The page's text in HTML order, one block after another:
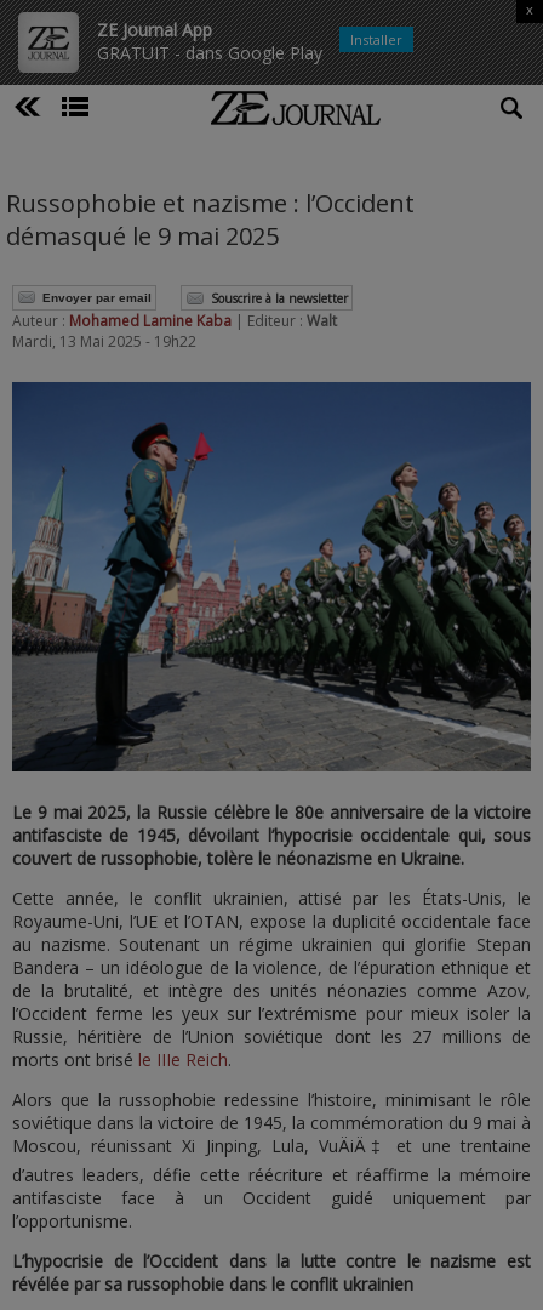
ZE Journal App
GRATUIT - dans Google Play
x
Installer
Russophobie et nazisme : l’Occident
démasqué le 9 mai 2025
Envoyer par email Souscrire à la newsletter
Auteur : Mohamed Lamine Kaba | Editeur : Walt
Mardi, 13 Mai 2025 - 19h22
Le 9 mai 2025, la Russie célèbre le 80e anniversaire de la victoire
antifasciste de 1945, dévoilant l’hypocrisie occidentale qui, sous
couvert de russophobie, tolère le néonazisme en Ukraine.
Cette année, le conflit ukrainien, attisé par les États-Unis, le
Royaume-Uni, l’UE et l’OTAN, expose la duplicité occidentale face
au nazisme. Soutenant un régime ukrainien qui glorifie Stepan
Bandera – un idéologue de la violence, de l’épuration ethnique et
de la brutalité, et intègre des unités néonazies comme Azov,
l’Occident ferme les yeux sur l’extrémisme pour mieux isoler la
Russie, héritière de l’Union soviétique dont les 27 millions de
morts ont brisé le IIIe Reich.
Alors que la russophobie redessine l’histoire, minimisant le rôle
soviétique dans la victoire de 1945, la commémoration du 9 mai à
Moscou, réunissant Xi Jinping, Lula, VuÄiÄ‡ et une trentaine
d’autres leaders, défie cette réécriture et réaffirme la mémoire
antifasciste face à un Occident guidé uniquement par
l’opportunisme.
L’hypocrisie de l’Occident dans la lutte contre le nazisme est
révélée par sa russophobie dans le conflit ukrainien